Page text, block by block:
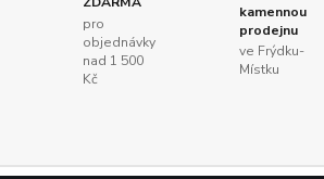
pro
objednávky
nad 1 500
Kč
kamennou
prodejnu
ve Frýdku-
Místku